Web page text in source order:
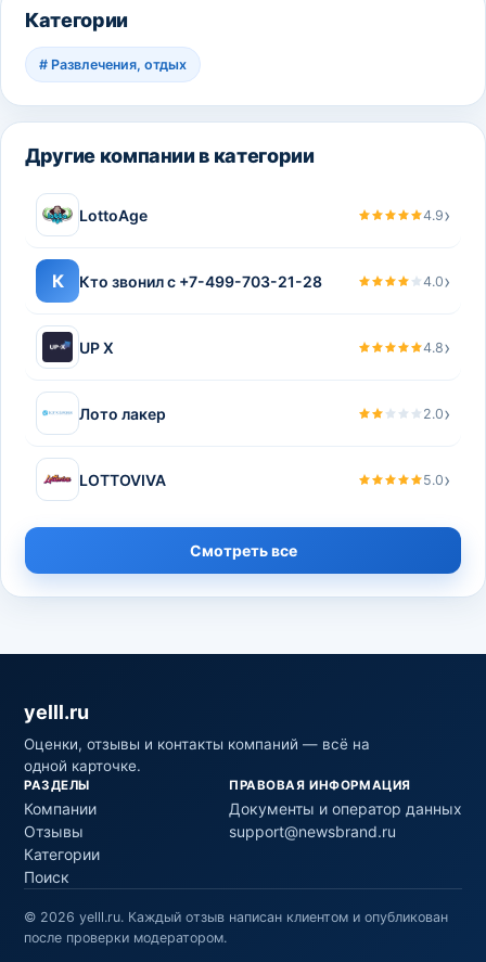
Категории
# Развлечения, отдых
Другие компании в категории
LottoAge 4.9›
К Кто звонил с +7-499-703-21-28 4.0›
UP X 4.8›
Лото лакер 2.0›
LOTTOVIVA 5.0›
Смотреть все
yelll.ru
Оценки, отзывы и контакты компаний — всё на
одной карточке.
РАЗДЕЛЫ
Компании
Отзывы
Категории
Поиск
ПРАВОВАЯ ИНФОРМАЦИЯ
Документы и оператор данных
support@newsbrand.ru
© 2026 yelll.ru. Каждый отзыв написан клиентом и опубликован
после проверки модератором.